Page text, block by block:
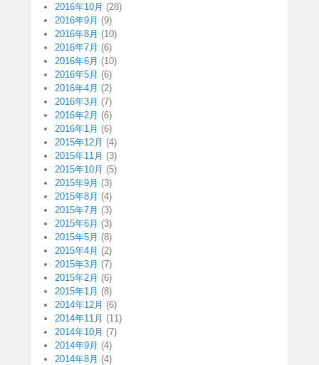
2016年10月 (28)
2016年9月 (9)
2016年8月 (10)
2016年7月 (6)
2016年6月 (10)
2016年5月 (6)
2016年4月 (2)
2016年3月 (7)
2016年2月 (6)
2016年1月 (6)
2015年12月 (4)
2015年11月 (3)
2015年10月 (5)
2015年9月 (3)
2015年8月 (4)
2015年7月 (3)
2015年6月 (3)
2015年5月 (8)
2015年4月 (2)
2015年3月 (7)
2015年2月 (6)
2015年1月 (8)
2014年12月 (6)
2014年11月 (11)
2014年10月 (7)
2014年9月 (4)
2014年8月 (4)